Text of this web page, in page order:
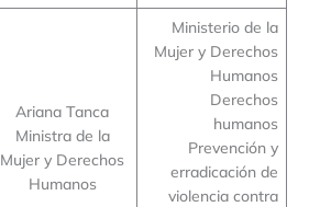
Ariana Tanca
Ministra de la
Mujer y Derechos
Humanos
Ministerio de la
Mujer y Derechos
Humanos
Derechos
humanos
Prevención y
erradicación de
violencia contra